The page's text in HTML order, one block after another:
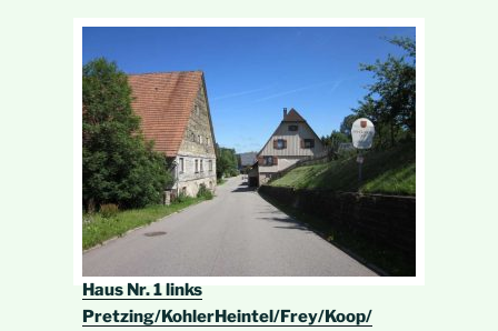
Haus Nr. 1 links
Pretzing/KohlerHeintel/Frey/Koop/